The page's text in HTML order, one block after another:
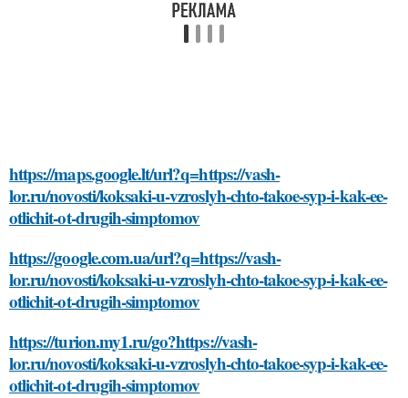
https://maps.google.lt/url?q=https://vash-
lor.ru/novosti/koksaki-u-vzroslyh-chto-takoe-syp-i-kak-ee-
otlichit-ot-drugih-simptomov
https://google.com.ua/url?q=https://vash-
lor.ru/novosti/koksaki-u-vzroslyh-chto-takoe-syp-i-kak-ee-
otlichit-ot-drugih-simptomov
https://turion.my1.ru/go?https://vash-
lor.ru/novosti/koksaki-u-vzroslyh-chto-takoe-syp-i-kak-ee-
otlichit-ot-drugih-simptomov